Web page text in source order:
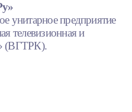
унитарное предприятие
телевизионная и
(ВГТРК).